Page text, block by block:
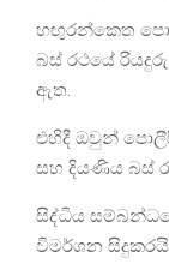
හඟුරන්කෙත
බස් රථයේ
ඇත.
එහිදී ඔවුන්
සහ දියණිය බස්
සිද්ධිය
විමර්ශන